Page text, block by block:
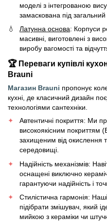
моделі з інтегрованою
замаскована під
Латунна основа: Корпуси
масивні, виготовлені з
виробу вагомості та
🏆 Переваги купівлі
Brauni
Магазин Brauni пропонує
кухні, де класичний дизайн
технологіями сантехніки.
Автентичні покриття: Ми
високоякісним покриттям
захищеним від окислення
середовищі.
Надійність механізмів:
оснащені виключно
гарантуючи надійність і
Стилістична гармонія:
підібрати змішувач, який
мийкою з кераміки чи